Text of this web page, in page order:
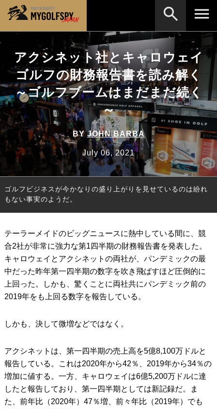
アクシネット社とキャロウェイ
ゴルフの財務報告書を読み解く
～ゴルフブームはまだまだ続く
～
BYJOHN BARBA
July 06, 2021
ゴルフビジネスが今かなりの盛り上がりを見せているのは紛れ
もない事実のようだ。
テーラーメイドのビッグニュースに熱中している間に、競
合2社が非常に強力な第1四半期の財務報告書を発表した。
キャロウェイとアクシネットの両社が、パンデミックの最
中だった昨年第一四半期の数字を吹き飛ばすほど圧倒的に
上回った。しかも、驚くことに両社共にパンデミック前の
2019年をも上回る数字を報告している。
しかも、決して微増などではなく。
アクシネットは、第一四半期の売上高を5億8,100万ドルと
報告している。これは2020年から42％、2019年から34％の
増加に値する。一方、キャロウェイは6億5,200万ドルに達
したと報告しており、第一四半期としては新記録だ。ま
た、前年比（2020年）47％増、前々年比（2019年）でも
MOST WANTED テストランキング
NEW RELEASES 新製品情報
HOW TO ゴルフ上達・実践テクニック
LAB テスト・データ検証
Golf News ゴルフニュース
REVIEWS 製品レビュー
DRIVERS ドライバー
FAIRWAY WOODS フェアウェイウッド
HYBRIDS ハイブリッド
IRONS アイアン
WEDGES ウェッジ
PUTTERS パター
OTHER その他
Our Mission
ABOUT US MyGolfSpyJapanとは？
※メーカー名やクラブ名など、検索したい事柄を入
力してください。
検索